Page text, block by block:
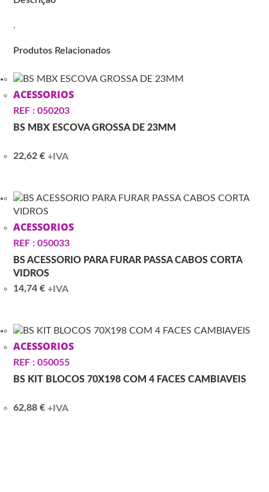
.
Produtos Relacionados
ACESSORIOS
REF : 050203
BS MBX ESCOVA GROSSA DE 23MM
22,62€ +IVA
ACESSORIOS
REF : 050033
BS ACESSORIO PARA FURAR PASSA CABOS CORTA
VIDROS
14,74€ +IVA
ACESSORIOS
REF : 050055
BS KIT BLOCOS 70X198 COM 4 FACES CAMBIAVEIS
62,88€ +IVA